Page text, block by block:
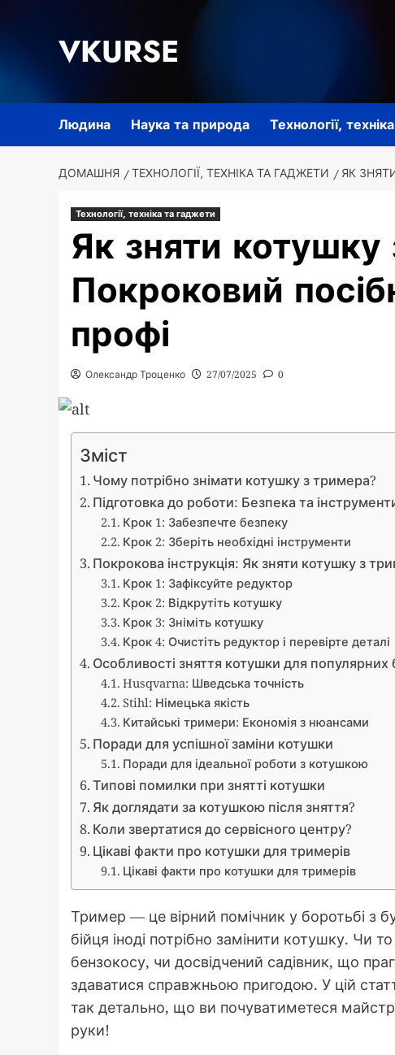
VKURSE
Людина Наука та природа Технології,
ДОМАШНЯ ТЕХНОЛОГІЇ, ТЕХНІКА ТА ГАДЖЕТИ ЯК
Технології, техніка та гаджети
Як зняти
Покроковий
профі
Олександр Троценко 27/07/2025 0
Зміст
Чому потрібно знімати котушку з тримера?
Підготовка до роботи: Безпека та
Крок 1: Забезпечте безпеку
Крок 2: Зберіть необхідні інструменти
Покрокова інструкція: Як зняти котушку з
Крок 1: Зафіксуйте редуктор
Крок 2: Відкрутіть котушку
Крок 3: Зніміть котушку
Крок 4: Очистіть редуктор і перевірте деталі
Особливості зняття котушки для популярних
Husqvarna: Шведська точність
Stihl: Німецька якість
Китайські тримери: Економія з нюансами
Поради для успішної заміни котушки
Поради для ідеальної роботи з котушкою
Типові помилки при знятті котушки
Як доглядати за котушкою після зняття?
Коли звертатися до сервісного центру?
Цікаві факти про котушки для тримерів
Цікаві факти про котушки для тримерів
Тример — це вірний помічник у боротьбі з
бійця іноді потрібно замінити котушку. Чи
бензокосу, чи досвідчений садівник, що
здаватися справжньою пригодою. У цій
так детально, що ви почуватиметеся
руки!